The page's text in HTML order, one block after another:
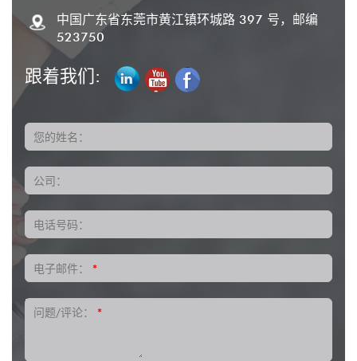
中国广东省东莞市黄江镇环城路 397 号，邮编
523750
跟着我们:
您的姓名：
公司：
电话号码：
电子邮件： *
问题/评论： *